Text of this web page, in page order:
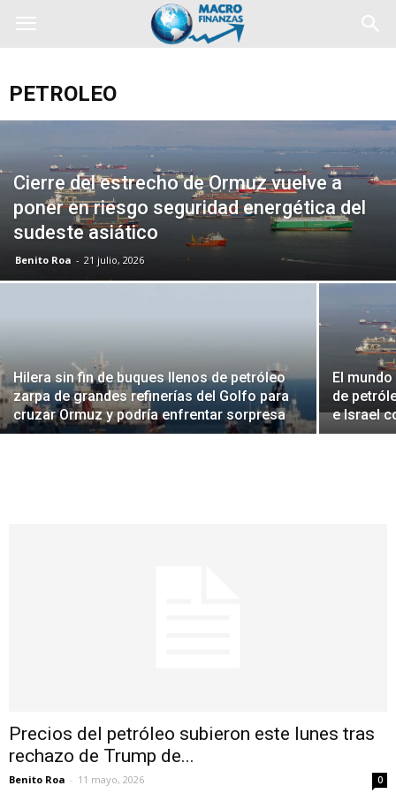
PETROLEO
Cierre del estrecho de Ormuz vuelve a
poner en riesgo seguridad energética del
sudeste asiático
Benito Roa - 21 julio, 2026
Hilera sin fin de buques llenos de petróleo
zarpa de grandes refinerías del Golfo para
cruzar Ormuz y podría enfrentar sorpresa
El
de
e Israel
Precios del petróleo subieron este lunes tras
rechazo de Trump de...
Benito Roa - 11 mayo, 2026 0